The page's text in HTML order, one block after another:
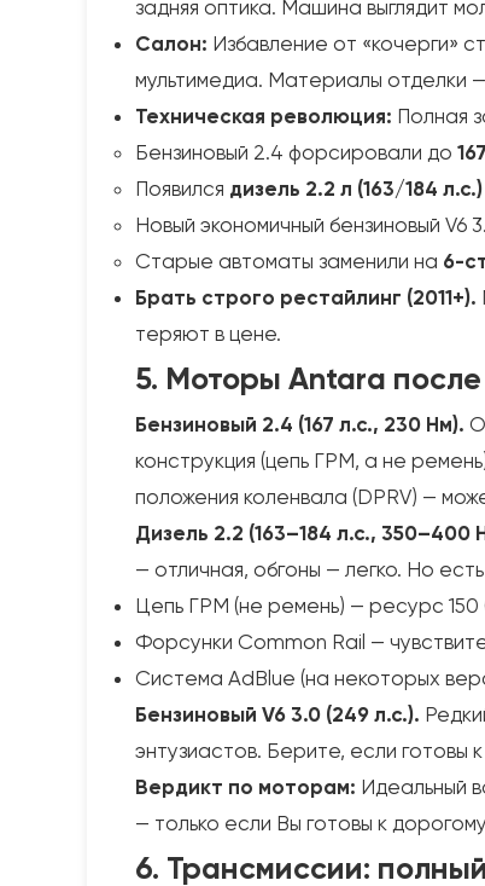
задняя оптика. Машина выглядит
Салон: Избавление от «кочерги»
мультимедиа. Материалы отделки
Техническая революция: Полная
Бензиновый 2.4 форсировали до
Появился дизель 2.2 л (163/184 л.с.)
Новый экономичный бензиновый V6
Старые автоматы заменили на 6-
Брать строго рестайлинг (2011+).
теряют в цене.
5. Моторы Antara после
Бензиновый 2.4 (167 л.с., 230 Нм).
конструкция (цепь ГРМ, а не
положения коленвала (DPRV) —
Дизель 2.2 (163–184 л.с., 350–400
— отличная, обгоны — легко. Но
Цепь ГРМ (не ремень) — ресурс
Форсунки Common Rail —
Система AdBlue (на некоторых
Бензиновый V6 3.0 (249 л.с.).
энтузиастов. Берите, если готовы
Вердикт по моторам: Идеальный
— только если Вы готовы к
6. Трансмиссии: